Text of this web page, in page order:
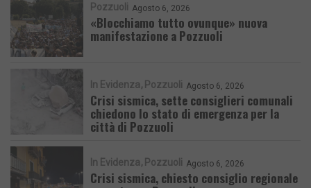
Pozzuoli Agosto 6, 2026
«Blocchiamo tutto ovunque» nuova
manifestazione a Pozzuoli
In Evidenza Pozzuoli Agosto 6, 2026
Crisi sismica, sette consiglieri comunali
chiedono lo stato di emergenza per la
città di Pozzuoli
In Evidenza Pozzuoli Agosto 6, 2026
Crisi sismica, chiesto consiglio regionale